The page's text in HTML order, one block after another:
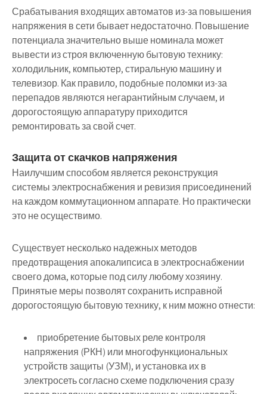
Срабатывания входящих автоматов из-за повышения
напряжения в сети бывает недостаточно. Повышение
потенциала значительно выше номинала может
вывести из строя включенную бытовую технику:
холодильник, компьютер, стиральную машину и
телевизор. Как правило, подобные поломки из-за
перепадов являются негарантийным случаем, и
дорогостоящую аппаратуру приходится
ремонтировать за свой счет.
Защита от скачков напряжения
Наилучшим способом является реконструкция
системы электроснабжения и ревизия присоединений
на каждом коммутационном аппарате. Но практически
это не осуществимо.
Существует несколько надежных методов
предотвращения апокалипсиса в электроснабжении
своего дома, которые под силу любому хозяину.
Принятые меры позволят сохранить исправной
дорогостоящую бытовую технику, к ним можно отнести:
приобретение бытовых реле контроля
напряжения (РКН) или многофункциональных
устройств защиты (УЗМ), и установка их в
электросеть согласно схеме подключения сразу